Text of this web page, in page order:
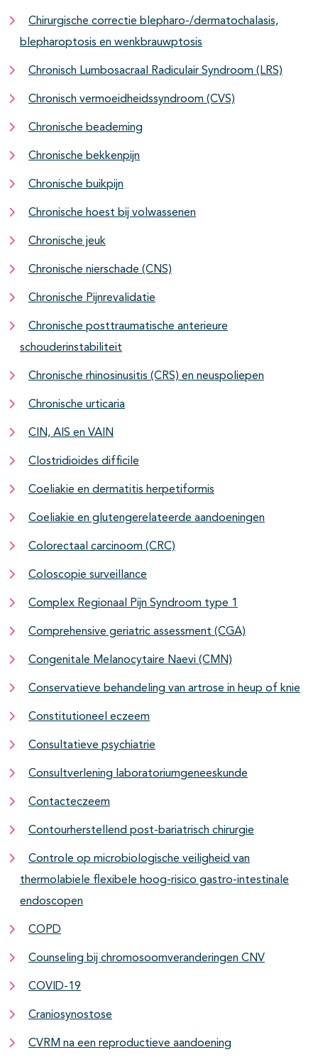
Chirurgische correctie blepharo-/dermatochalasis,
blepharoptosis en wenkbrauwptosis
Chronisch Lumbosacraal Radiculair Syndroom (LRS)
Chronisch vermoeidheidssyndroom (CVS)
Chronische beademing
Chronische bekkenpijn
Chronische buikpijn
Chronische hoest bij volwassenen
Chronische jeuk
Chronische nierschade (CNS)
Chronische Pijnrevalidatie
Chronische posttraumatische anterieure
schouderinstabiliteit
Chronische rhinosinusitis (CRS) en neuspoliepen
Chronische urticaria
CIN, AIS en VAIN
Clostridioides difficile
Coeliakie en dermatitis herpetiformis
Coeliakie en glutengerelateerde aandoeningen
Colorectaal carcinoom (CRC)
Coloscopie surveillance
Complex Regionaal Pijn Syndroom type 1
Comprehensive geriatric assessment (CGA)
Congenitale Melanocytaire Naevi (CMN)
Conservatieve behandeling van artrose in heup of knie
Constitutioneel eczeem
Consultatieve psychiatrie
Consultverlening laboratoriumgeneeskunde
Contacteczeem
Contourherstellend post-bariatrisch chirurgie
Controle op microbiologische veiligheid van
thermolabiele flexibele hoog-risico gastro-intestinale
endoscopen
COPD
Counseling bij chromosoomveranderingen CNV
COVID-19
Craniosynostose
CVRM na een reproductieve aandoening